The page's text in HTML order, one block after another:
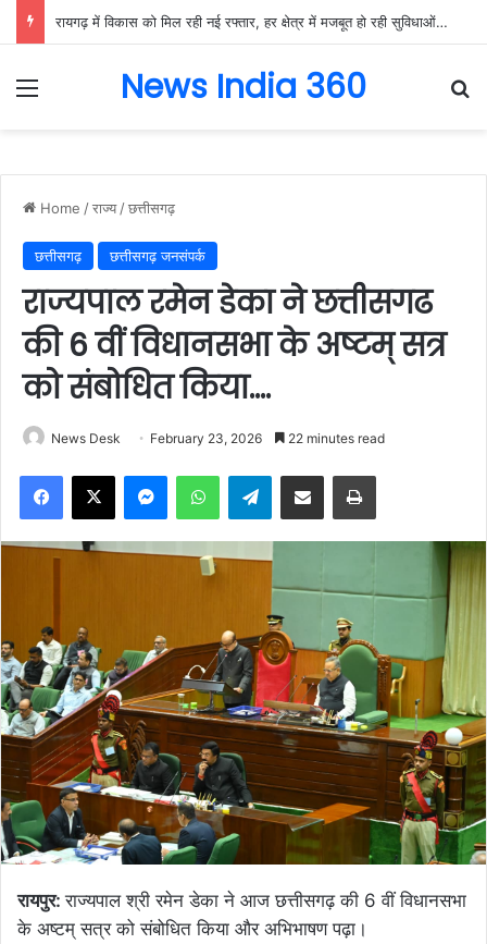
रायगढ़ में विकास को मिल रही नई रफ्तार, हर क्षेत्र में मजबूत हो रही सुविधाओं की नींव: वित्त मंत्री ओपी चौधरी……
Menu News India 360
Home /राज्य /छत्तीसगढ़
छत्तीसगढ़ छत्तीसगढ़ जनसंपर्क
राज्यपाल रमेन डेका ने छत्तीसगढ
की 6 वीं विधानसभा के अष्टम् सत्र
को संबोधित किया….
News Desk February 23, 2026 22 minutes read
Facebook
X MessengerWhatsAppTelegramShare via Email Print
रायपुर:राज्यपाल श्री रमेन डेका ने आज छत्तीसगढ़ की 6 वीं विधानसभा
के अष्टम् सत्र को संबोधित किया और अभिभाषण पढ़ा।